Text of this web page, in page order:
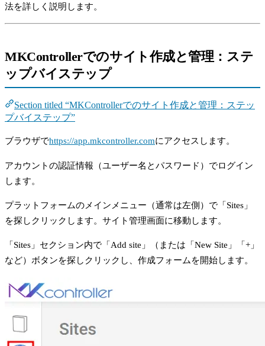
法を詳しく説明します。
MKControllerでのサイト作成と管理：ステ
ップバイステップ
Section titled “MKControllerでのサイト作成と管理：ステッ
プバイステップ”
ブラウザでhttps://app.mkcontroller.comにアクセスします。
アカウントの認証情報（ユーザー名とパスワード）でログイン
します。
プラットフォームのメインメニュー（通常は左側）で「Sites」
を探しクリックします。サイト管理画面に移動します。
「Sites」セクション内で「Add site」（または「New Site」「+」
など）ボタンを探しクリックし、作成フォームを開始します。